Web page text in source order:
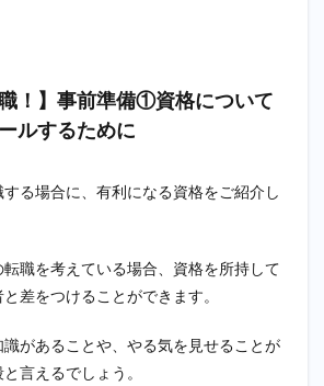
職！】事前準備①資格について
ルするために
る場合に、有利になる資格をご紹介し
職を考えている場合、資格を所持して
差をつけることができます。
があることや、やる気を見せることが
言えるでしょう。